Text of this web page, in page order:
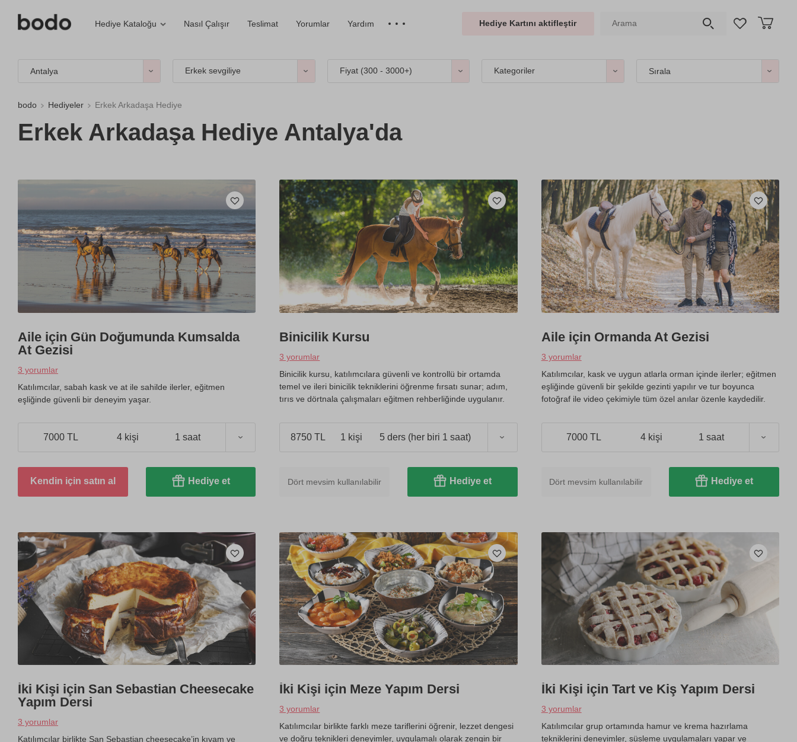
Hediye Kataloğu Nasıl Çalışır Teslimat Yorumlar Yardım Hediye Kartını aktifleştir
Antalya Erkek sevgiliye Fiyat (300 - 3000+) Kategoriler Sırala
bodo Hediyeler Erkek Arkadaşa Hediye
Erkek Arkadaşa Hediye Antalya'da
Aile için Gün Doğumunda Kumsalda
At Gezisi
3 yorumlar
Katılımcılar, sabah kask ve at ile sahilde ilerler, eğitmen
eşliğinde güvenli bir deneyim yaşar.
7000 TL 4 kişi 1 saat
Kendin için satın al Hediye et
Binicilik Kursu
3 yorumlar
Binicilik kursu, katılımcılara güvenli ve kontrollü bir ortamda
temel ve ileri binicilik tekniklerini öğrenme fırsatı sunar; adım,
tırıs ve dörtnala çalışmaları eğitmen rehberliğinde uygulanır.
8750 TL 1 kişi 5 ders (her biri 1 saat)
Dört mevsim kullanılabilir Hediye et
Aile için Ormanda At Gezisi
3 yorumlar
Katılımcılar, kask ve uygun atlarla orman içinde ilerler; eğitmen
eşliğinde güvenli bir şekilde gezinti yapılır ve tur boyunca
fotoğraf ile video çekimiyle tüm özel anılar özenle kaydedilir.
7000 TL 4 kişi 1 saat
Dört mevsim kullanılabilir Hediye et
İki Kişi için San Sebastian Cheesecake
Yapım Dersi
3 yorumlar
Katılımcılar birlikte San Sebastian cheesecake’in kıvam ve
İki Kişi için Meze Yapım Dersi
3 yorumlar
Katılımcılar birlikte farklı meze tariflerini öğrenir, lezzet dengesi
ve doğru teknikleri deneyimler, uygulamalı olarak zengin bir
İki Kişi için Tart ve Kiş Yapım Dersi
3 yorumlar
Katılımcılar grup ortamında hamur ve krema hazırlama
tekniklerini deneyimler, süsleme uygulamaları yapar ve